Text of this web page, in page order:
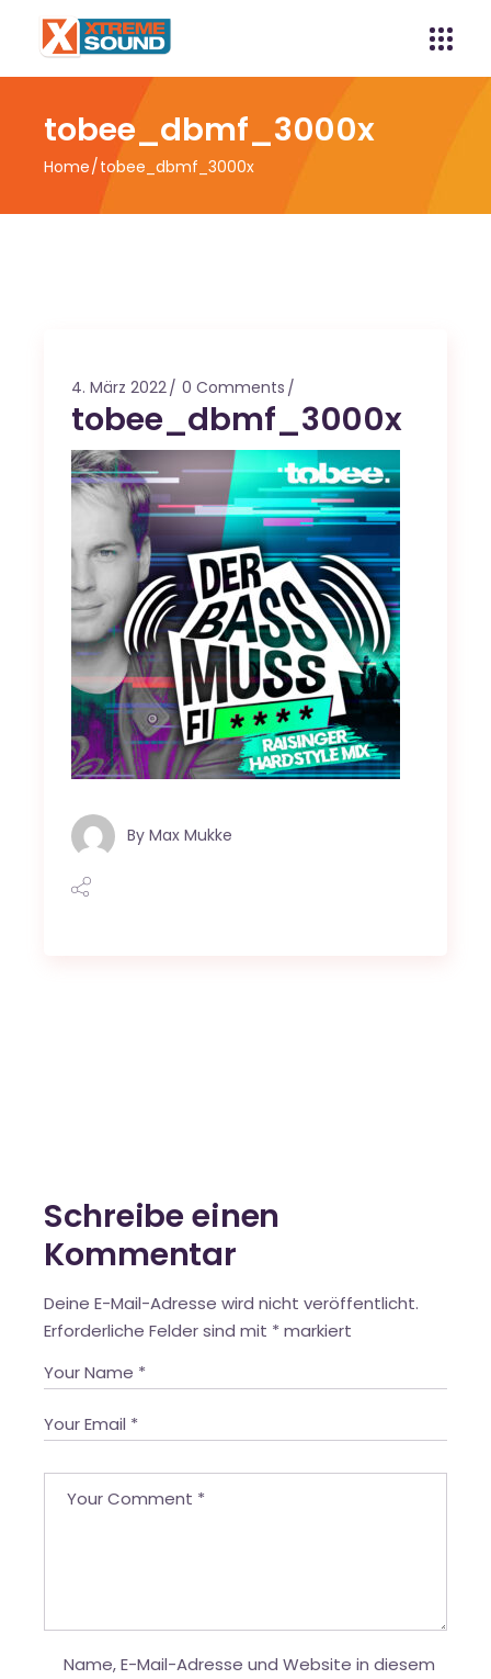
tobee_dbmf_3000x
Home tobee_dbmf_3000x
4. März 2022 0 Comments
tobee_dbmf_3000x
By Max Mukke
Schreibe einen
Kommentar
Deine E-Mail-Adresse wird nicht veröffentlicht.
Erforderliche Felder sind mit * markiert
Name, E-Mail-Adresse und Website in diesem